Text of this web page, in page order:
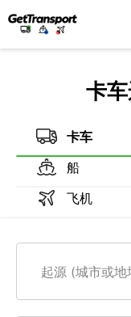
卡
卡车
船
飞机
起源 (城市或地